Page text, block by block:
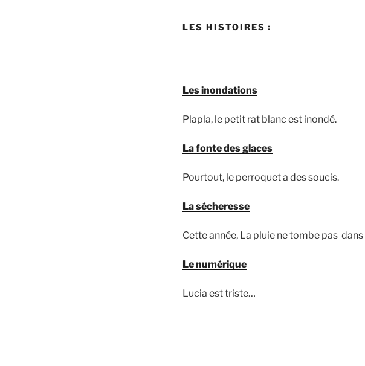
LES HISTOIRES :
Les inondations
Plapla, le petit rat blanc est inondé.
La fonte des glaces
Pourtout, le perroquet a des soucis.
La sécheresse
Cette année, La pluie ne tombe pas dans
Le numérique
Lucia est triste…